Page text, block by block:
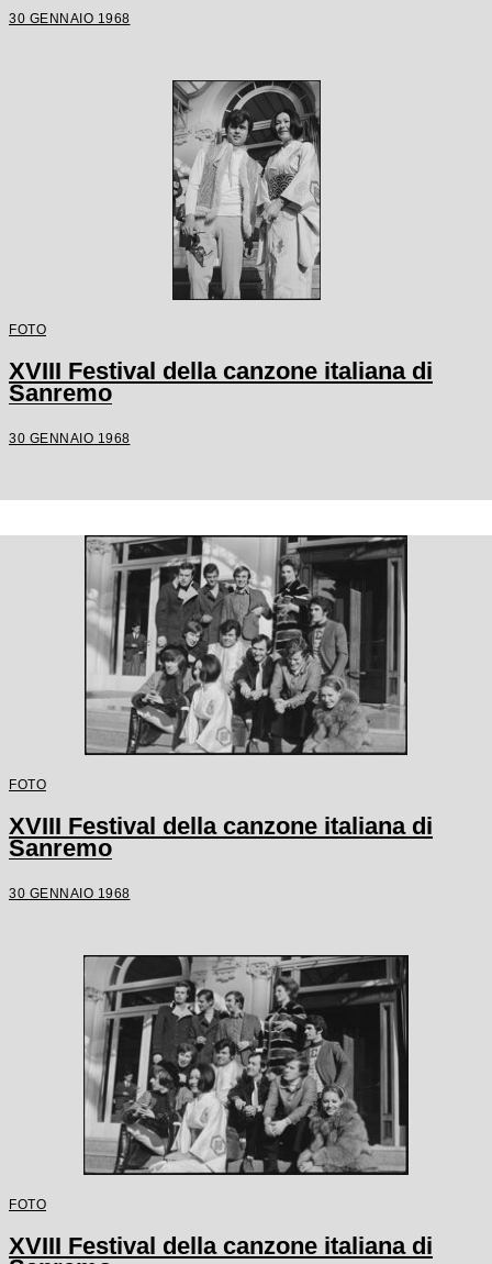
30 GENNAIO 1968
FOTO
XVIII Festival della canzone italiana di
Sanremo
30 GENNAIO 1968
FOTO
XVIII Festival della canzone italiana di
Sanremo
30 GENNAIO 1968
FOTO
XVIII Festival della canzone italiana di